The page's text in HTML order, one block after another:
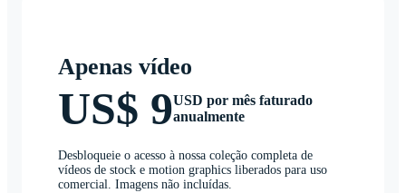
Apenas vídeo
US$ 9USD por mês faturado
anualmente
Desbloqueie o acesso à nossa coleção completa de
vídeos de stock e motion graphics liberados para uso
comercial. Imagens não incluídas.